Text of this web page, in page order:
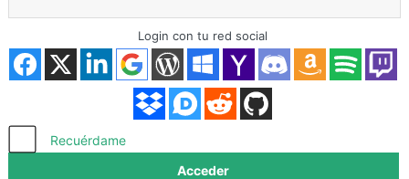
Acceder
Login con tu red social
Recuérdame